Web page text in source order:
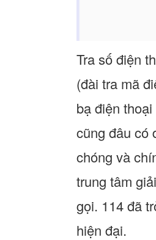
Tra số điện
(đài tra mã
bạ điện
cũng đâu có
chóng và
trung tâm
gọi. 114 đã
hiện đại.